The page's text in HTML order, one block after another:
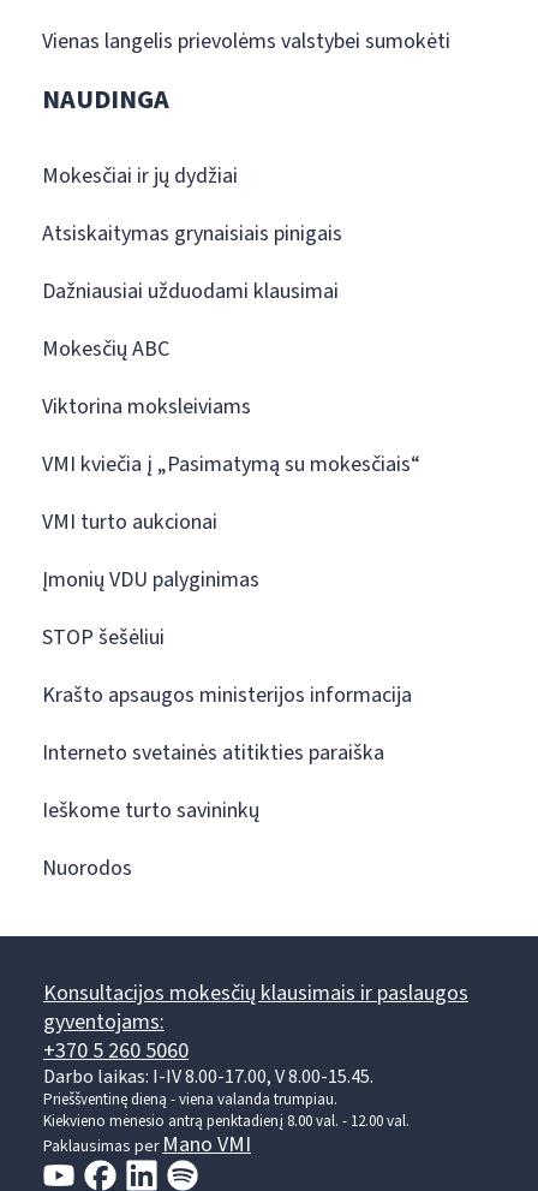
Vienas langelis prievolėms valstybei sumokėti
NAUDINGA
Mokesčiai ir jų dydžiai
Atsiskaitymas grynaisiais pinigais
Dažniausiai užduodami klausimai
Mokesčių ABC
Viktorina moksleiviams
VMI kviečia į „Pasimatymą su mokesčiais“
VMI turto aukcionai
Įmonių VDU palyginimas
STOP šešėliui
Krašto apsaugos ministerijos informacija
Interneto svetainės atitikties paraiška
Ieškome turto savininkų
Nuorodos
Konsultacijos mokesčių klausimais ir paslaugos
gyventojams:
+370 5 260 5060
Darbo laikas: I-IV 8.00-17.00, V 8.00-15.45.
Prieššventinę dieną - viena valanda trumpiau.
Kiekvieno mėnesio antrą penktadienį 8.00 val. - 12.00 val.
Paklausimas perMano VMI